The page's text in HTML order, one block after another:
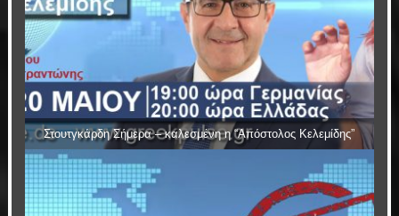
Στουτγκάρδη Σήμερα – καλεσμένη η “Απόστολος Κελεμίδης”